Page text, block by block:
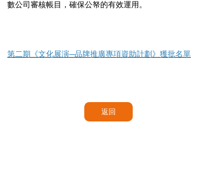
數公司審核帳目，確保公帑的有效運用。
第二期《文化展演─品牌推廣專項資助計劃》獲批名單
返回